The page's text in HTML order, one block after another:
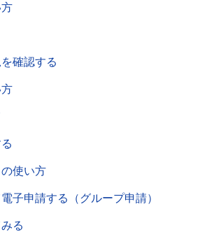
確認する
使い方
子申請する（グループ申請）
る